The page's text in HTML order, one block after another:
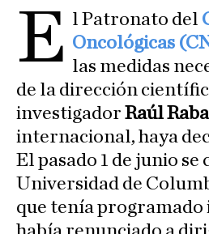
E l Patronato del
Oncológicas
las medidas
de la dirección
investigador Raúl
internacional, haya
El pasado 1 de junio
Universidad de
que tenía programado